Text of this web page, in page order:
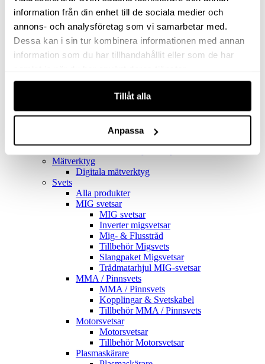
information från din enhet till de sociala medier och
annons- och analysföretag som vi samarbetar med.
Dessa kan i sin tur kombinera informationen med annan
information som du har tillhandahållit eller som de har
Tillåt alla
Anpassa
Golv- & Kombinationsmunstycke
Munstycke
Motor
Reservdelar dammsugare
Rör & handtag
Uppsamlingspåsar
Alla produkter
Mätverktyg
Digitala mätverktyg
Svets
Alla produkter
MIG svetsar
MIG svetsar
Inverter migsvetsar
Mig- & Flusstråd
Tillbehör Migsvets
Slangpaket Migsvetsar
Trådmatarhjul MIG-svetsar
MMA / Pinnsvets
MMA / Pinnsvets
Kopplingar & Svetskabel
Tillbehör MMA / Pinnsvets
Motorsvetsar
Motorsvetsar
Tillbehör Motorsvetsar
Plasmaskärare